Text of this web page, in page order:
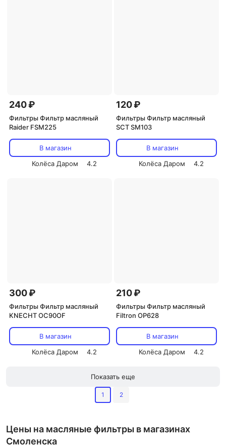
240 ₽
Фильтры Фильтр масляный
Raider FSM225
В магазин
Колёса Даром
4.2
120 ₽
Фильтры Фильтр масляный
SCT SM103
В магазин
Колёса Даром
4.2
300 ₽
Фильтры Фильтр масляный
KNECHT OC90OF
В магазин
Колёса Даром
4.2
210 ₽
Фильтры Фильтр масляный
Filtron OP628
В магазин
Колёса Даром
4.2
Показать еще
1 2
Цены на масляные фильтры в магазинах
Смоленска